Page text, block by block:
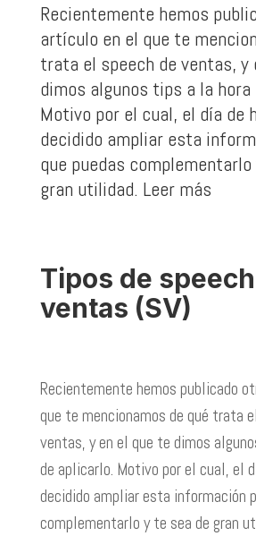
Recientemente hemos
artículo en el que te
trata el speech de ventas, y
dimos algunos tips a la hora
Motivo por el cual, el día de
decidido ampliar esta
que puedas
gran utilidad. Leer más
Tipos de
ventas (SV)
Recientemente hemos publicado
que te mencionamos de qué trata
ventas, y en el que te dimos
de aplicarlo. Motivo por el cual, el
decidido ampliar esta información
complementarlo y te sea de gran